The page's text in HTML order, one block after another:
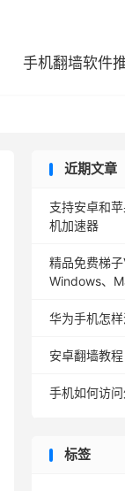
手机翻墙软件
近期文章
支持安卓和
机加速器
精品免费梯
Windows、
华为手机怎
安卓翻墙教
手机如何访
标签